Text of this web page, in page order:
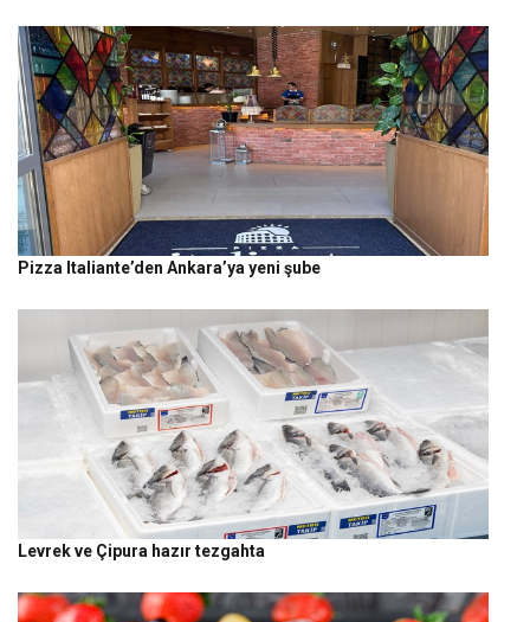
Pizza Italiante’den Ankara’ya yeni şube
Levrek ve Çipura hazır tezgahta